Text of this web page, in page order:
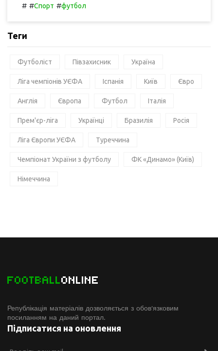
# #Спорт #футбол
Теги
Футболіст Півзахисник Україна
Ліга чемпіонів УЄФА Іспанія Київ Євро
Англія Європа Футбол Італія
Прем'єр-ліга Українці Бразилія Росія
Ліга Європи УЄФА Туреччина
Чемпіонат України з футболу ФК «Динамо» (Київ)
Німеччина
FOOTBALLONLINE
Републікація матеріалів дозволяється з обов'язковим
посиланням на даний портал.
Підписатися на оновлення